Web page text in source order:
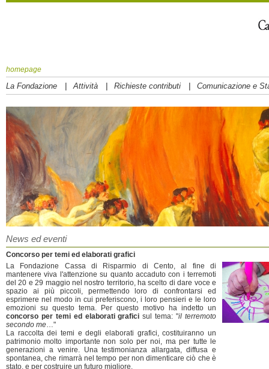
homepage
La Fondazione | Attività | Richieste contributi | Comunicazione e
News ed eventi
Concorso per temi ed elaborati grafici
La Fondazione Cassa di Risparmio di Cento, al fine di
mantenere viva l'attenzione su quanto accaduto con i terremoti
del 20 e 29 maggio nel nostro territorio, ha scelto di dare voce e
spazio ai più piccoli, permettendo loro di confrontarsi ed
esprimere nel modo in cui preferiscono, i loro pensieri e le loro
emozioni su questo tema. Per questo motivo ha indetto un
concorso per temi ed elaborati grafici sul tema: "il terremoto
secondo me…"
La raccolta dei temi e degli elaborati grafici, costituiranno un
patrimonio molto importante non solo per noi, ma per tutte le
generazioni a venire. Una testimonianza allargata, diffusa e
spontanea, che rimarrà nel tempo per non dimenticare ciò che è
stato, e per costruire un futuro migliore.